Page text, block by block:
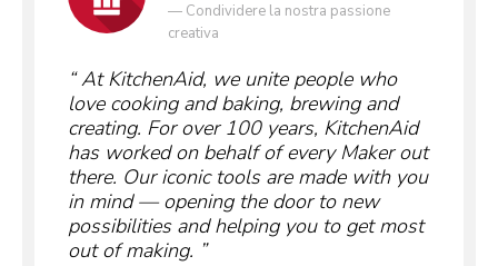
— Condividere la nostra passione
creativa
At KitchenAid, we unite people who
love cooking and baking, brewing and
creating. For over 100 years, KitchenAid
has worked on behalf of every Maker out
there. Our iconic tools are made with you
in mind — opening the door to new
possibilities and helping you to get most
out of making.